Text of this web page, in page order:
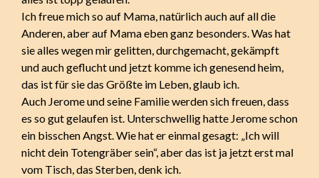
Ich freue mich so auf Mama, natürlich auch auf all die
Anderen, aber auf Mama eben ganz besonders. Was hat
sie alles wegen mir gelitten, durchgemacht, gekämpft
und auch geflucht und jetzt komme ich genesend heim,
das ist für sie das Größte im Leben, glaub ich.
Auch Jerome und seine Familie werden sich freuen, dass
es so gut gelaufen ist. Unterschwellig hatte Jerome schon
ein bisschen Angst. Wie hat er einmal gesagt: „Ich will
nicht dein Totengräber sein“, aber das ist ja jetzt erst mal
vom Tisch, das Sterben, denk ich.